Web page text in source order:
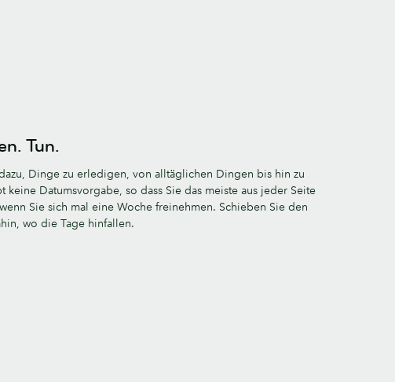
Tun.
Dinge zu erledigen, von alltäglichen Dingen bis hin zu
keine Datumsvorgabe, so dass Sie das meiste aus jeder Seite
Sie sich mal eine Woche freinehmen. Schieben Sie den
wo die Tage hinfallen.